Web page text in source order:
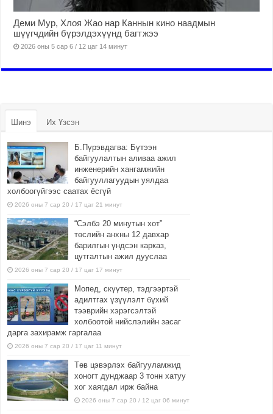
Деми Мур, Хлоя Жао нар Каннын кино наадмын
шүүгчдийн бүрэлдэхүүнд багтжээ
2026 оны 5 сар 6 / 12 цаг 14 минут
Шинэ Их Үзсэн
Б.Пүрэвдагва: Бүтээн
байгуулалтын аливаа ажил
инженерийн хангамжийн
байгууллагуудын уялдаа
холбоогүйгээс саатах ёсгүй
2026 оны 7 сар 20 / 17 цаг 21 минут
“Сэлбэ 20 минутын хот”
төслийн анхны 12 давхар
барилгын үндсэн карказ,
цутгалтын ажил дууслаа
2026 оны 7 сар 20 / 17 цаг 17 минут
Мопед, скүүтер, тэдгээртэй
адилтгах үзүүлэлт бүхий
тээврийн хэрэгсэлтэй
холбоотой нийслэлийн засаг
дарга захирамж гаргалаа
2026 оны 7 сар 20 / 17 цаг 11 минут
Төв цэвэрлэх байгууламжид
хоногт дунджаар 3 тонн хатуу
хог хаягдал ирж байна
2026 оны 7 сар 20 / 12 цаг 06 минут